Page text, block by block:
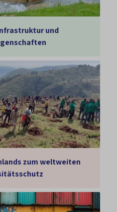
und
zum weltweiten